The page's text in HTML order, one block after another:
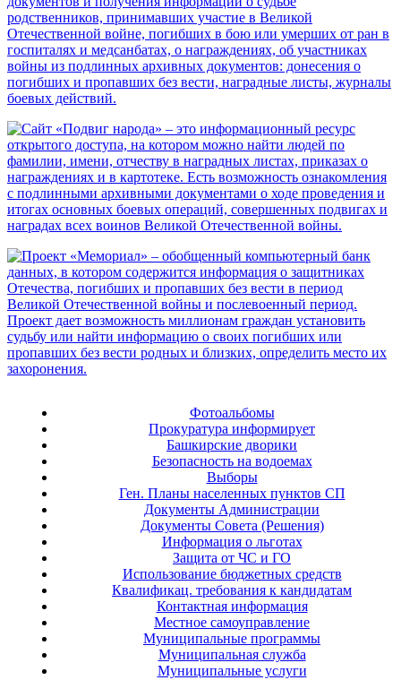
Фотоальбомы
Прокуратура информирует
Башкирские дворики
Безопасность на водоемах
Выборы
Ген. Планы населенных пунктов СП
Документы Администрации
Документы Совета (Решения)
Информация о льготах
Защита от ЧС и ГО
Использование бюджетных средств
Квалификац. требования к кандидатам
Контактная информация
Местное самоуправление
Муниципальные программы
Муниципальная служба
Муниципальные услуги